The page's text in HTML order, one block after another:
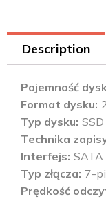
Description
Pojemność
Format dysku
Typ dysku SSD
Technika
Interfejs SATA
Typ złącza 7-
Prędkość